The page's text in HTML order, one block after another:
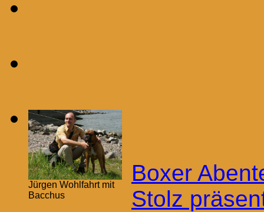
Jürgen Wohlfahrt mit
Bacchus
Boxer
Stolz